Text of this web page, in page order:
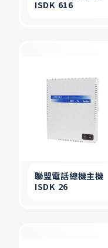
ISDK 616
聯盟電話總機主機
ISDK 26